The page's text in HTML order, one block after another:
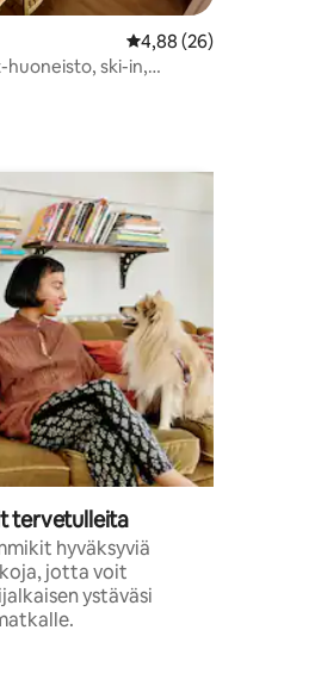
arvostelua Keskimääräinen
4,88 (26)
ski-in,
tervetulleita
hyväksyviä
jotta voit
ystäväsi